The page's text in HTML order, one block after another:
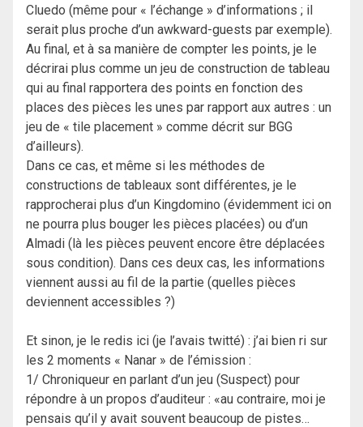
Cluedo (même pour « l’échange » d’informations ; il
serait plus proche d’un awkward-guests par exemple).
Au final, et à sa manière de compter les points, je le
décrirai plus comme un jeu de construction de tableau
qui au final rapportera des points en fonction des
places des pièces les unes par rapport aux autres : un
jeu de « tile placement » comme décrit sur BGG
d’ailleurs).
Dans ce cas, et même si les méthodes de
constructions de tableaux sont différentes, je le
rapprocherai plus d’un Kingdomino (évidemment ici on
ne pourra plus bouger les pièces placées) ou d’un
Almadi (là les pièces peuvent encore être déplacées
sous condition). Dans ces deux cas, les informations
viennent aussi au fil de la partie (quelles pièces
deviennent accessibles ?)
Et sinon, je le redis ici (je l’avais twitté) : j’ai bien ri sur
les 2 moments « Nanar » de l’émission :
1/ Chroniqueur en parlant d’un jeu (Suspect) pour
répondre à un propos d’auditeur : «au contraire, moi je
pensais qu’il y avait souvent beaucoup de pistes…